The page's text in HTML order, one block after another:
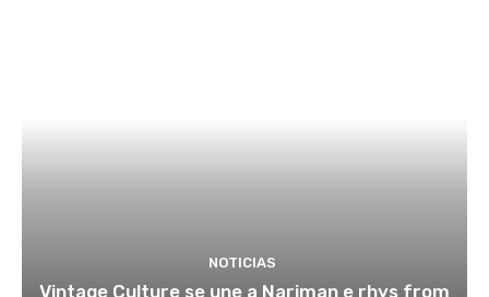
NOTICIAS
Vintage Culture se une a Nariman e rhys from